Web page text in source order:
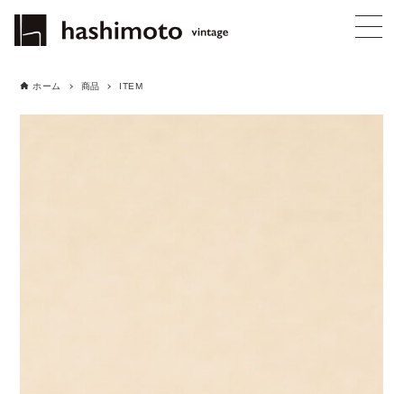
ホーム 商品 ITEM